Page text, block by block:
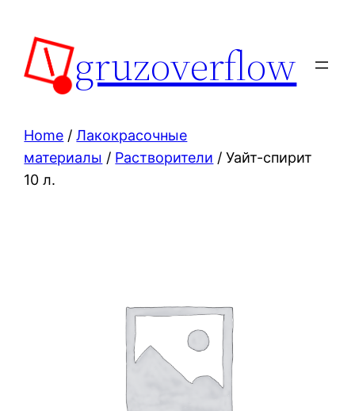
content
gruzoverflow
Home /Лакокрасочные
материалы / Растворители / Уайт-спирит
10 л.